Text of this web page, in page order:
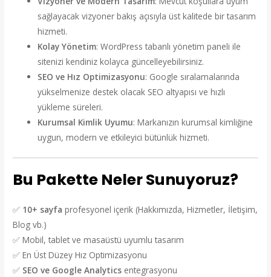
sağlayacak vizyoner bakış açısıyla üst kalitede bir tasarım
hizmeti.
Kolay Yönetim: WordPress tabanlı yönetim paneli ile
sitenizi kendiniz kolayca güncelleyebilirsiniz.
SEO ve Hız Optimizasyonu: Google sıralamalarında
yükselmenize destek olacak SEO altyapısı ve hızlı
yükleme süreleri.
Kurumsal Kimlik Uyumu: Markanızın kurumsal kimliğine
uygun, modern ve etkileyici bütünlük hizmeti.
Bu Pakette Neler Sunuyoruz?
✅ 10+ sayfa profesyonel içerik (Hakkımızda, Hizmetler, İletişim,
Blog vb.)
✅ Mobil, tablet ve masaüstü uyumlu tasarım
✅ En Üst Düzey Hız Optimizasyonu
✅ SEO ve Google Analytics entegrasyonu